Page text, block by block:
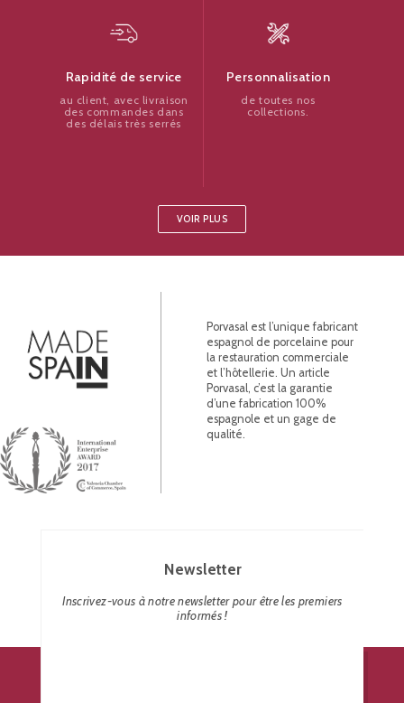
Rapidité de service
au client, avec livraison
des commandes dans
des délais très serrés
Personnalisation
de toutes nos
collections.
VOIR PLUS
Porvasal est l’unique fabricant
espagnol de porcelaine pour
la restauration commerciale
et l’hôtellerie. Un article
Porvasal, c’est la garantie
d’une fabrication 100%
espagnole et un gage de
qualité.
Newsletter
Inscrivez-vous à notre newsletter pour être les premiers
informés !